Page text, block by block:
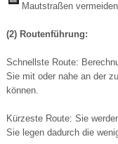
Mautstraßen
(2) Routenführung:
Schnellste Route:
Sie mit oder nahe an der
können.
Kürzeste Route: Sie
Sie legen dadurch die